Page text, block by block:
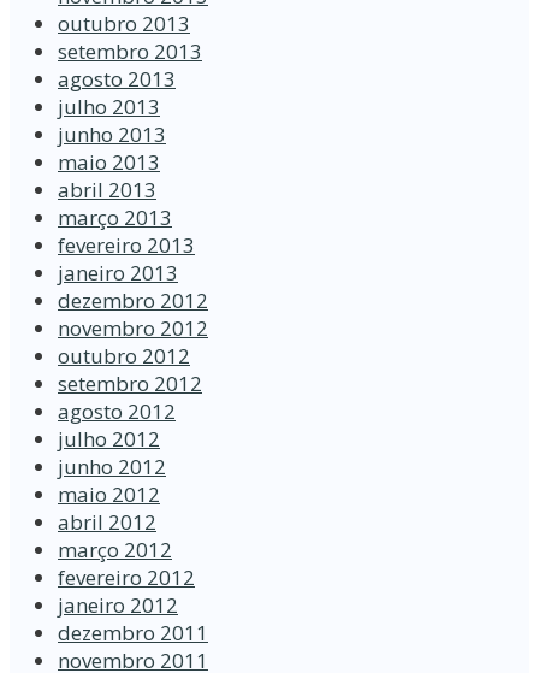
outubro 2013
setembro 2013
agosto 2013
julho 2013
junho 2013
maio 2013
abril 2013
março 2013
fevereiro 2013
janeiro 2013
dezembro 2012
novembro 2012
outubro 2012
setembro 2012
agosto 2012
julho 2012
junho 2012
maio 2012
abril 2012
março 2012
fevereiro 2012
janeiro 2012
dezembro 2011
novembro 2011